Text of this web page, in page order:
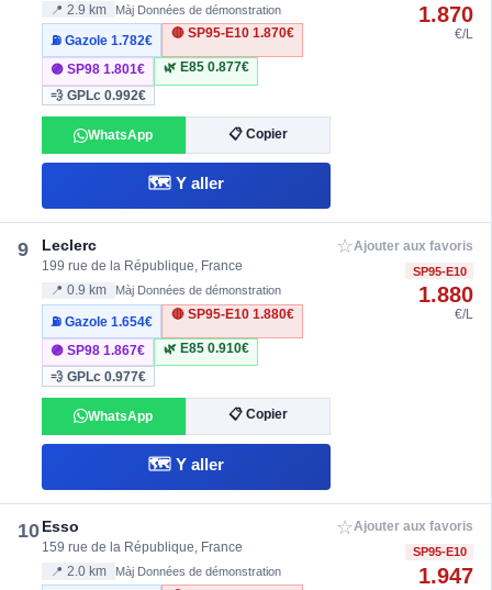
📍 2.9 km Màj Données de démonstration
⛽ Gazole1.782€
🔴 SP95-E10 1.870€
🟣 SP981.801€ 🌿 E85 0.877€
💨 GPLc0.992€
WhatsApp 📋 Copier
🗺️ Y aller
1.870
€/L
9 Leclerc
199 rue de la République, France
📍 0.9 km Màj Données de démonstration
⛽ Gazole1.654€
🔴 SP95-E10 1.880€
🟣 SP981.867€ 🌿 E85 0.910€
💨 GPLc0.977€
WhatsApp 📋 Copier
🗺️ Y aller
☆Ajouter aux favoris
SP95-E10
1.880
€/L
10Esso
159 rue de la République, France
📍 2.0 km Màj Données de démonstration
☆Ajouter aux favoris
SP95-E10
1.947